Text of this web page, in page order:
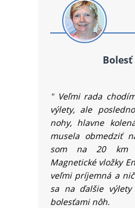
" Veľmi rada
výlety, ale
nohy, hlavne
musela obmedziť
som na 20 km
Magnetické vložky
veľmi príjemná a
sa na ďalšie
bolesťami nôh.